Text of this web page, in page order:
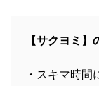
【サクヨミ】
・スキマ時